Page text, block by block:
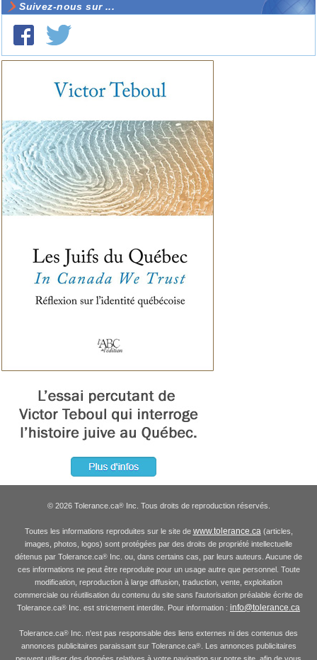
Suivez-nous sur ...
© 2026 Tolerance.ca®Inc. Tous droits de reproduction réservés.
Toutes les informations reproduites sur le site de www.tolerance.ca(articles,
images, photos, logos) sont protégées par des droits de propriété intellectuelle
détenus par Tolerance.ca® Inc. ou, dans certains cas, par leurs auteurs. Aucune de
ces informations ne peut être reproduite pour un usage autre que personnel. Toute
modification, reproduction à large diffusion, traduction, vente, exploitation
commerciale ou réutilisation du contenu du site sans l'autorisation préalable écrite de
Tolerance.ca® Inc. est strictement interdite. Pour information : info@tolerance.ca
Tolerance.ca® Inc. n'est pas responsable des liens externes ni des contenus des
annonces publicitaires paraissant sur Tolerance.ca®. Les annonces publicitaires